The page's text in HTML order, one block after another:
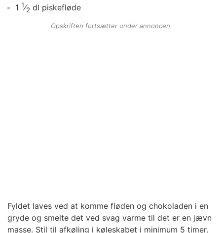
1 1⁄2 dl piskefløde
Opskriften fortsætter under annoncen
Fyldet laves ved at komme fløden og chokoladen i en
gryde og smelte det ved svag varme til det er en jævn
masse. Stil til afkøling i køleskabet i minimum 5 timer.